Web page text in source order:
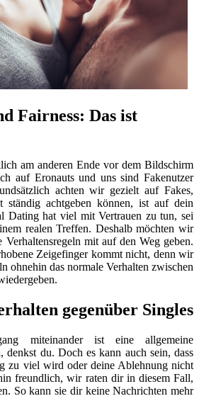
Fairness: Das ist
am anderen Ende vor dem Bildschirm
auf Eronauts und uns sind Fakenutzer
achten wir gezielt auf Fakes,
achtgeben können, ist auf dein
Dating hat viel mit Vertrauen zu tun, sei
realen Treffen. Deshalb möchten wir
mit auf den Weg geben.
Zeigefinger kommt nicht, denn wir
ohnehin das normale Verhalten zwischen
gegenüber Singles
miteinander ist eine allgemeine
denkst du. Doch es kann auch sein, dass
zu viel wird oder deine Ablehnung nicht
freundlich, wir raten dir in diesem Fall,
So kann sie dir keine Nachrichten mehr